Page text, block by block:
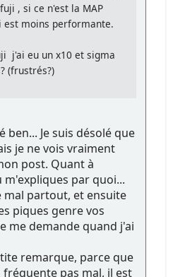
, si ce n'est la MAP
est moins performante.
j'ai eu un x10 et sigma
(frustrés?)
ben... Je suis désolé que
je ne vois vraiment
post. Quant à
par quoi...
mal partout, et ensuite
piques genre vos
me demande quand j'ai
remarque, parce que
pas mal, il est